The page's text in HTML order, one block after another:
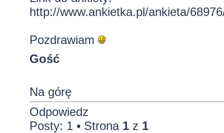
http://www.ankietka.pl/ankieta/
Pozdrawiam
Gość
Na górę
Odpowiedz
Posty: 1 • Strona 1z 1